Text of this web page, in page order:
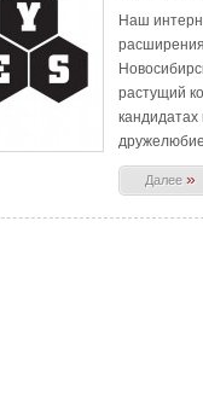
Наш
растущий
Далее »